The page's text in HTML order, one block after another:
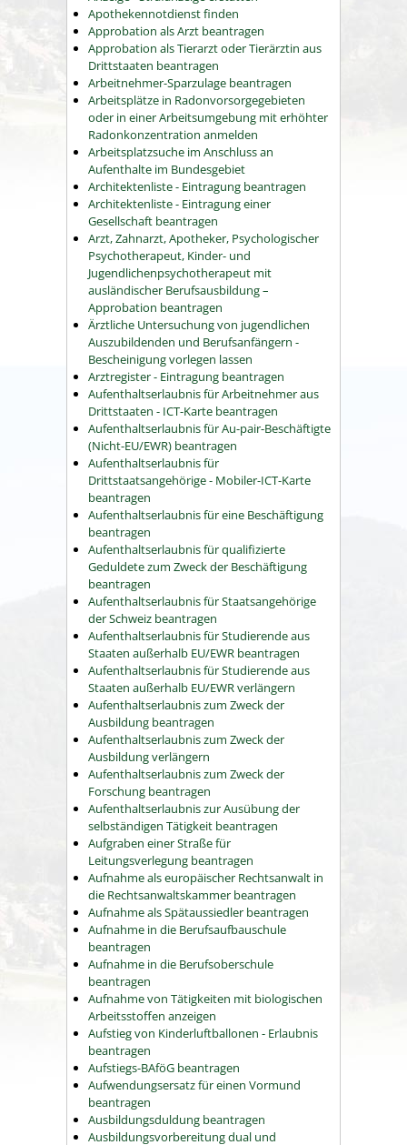
Apothekennotdienst finden
Approbation als Arzt beantragen
Approbation als Tierarzt oder Tierärztin aus
Drittstaaten beantragen
Arbeitnehmer-Sparzulage beantragen
Arbeitsplätze in Radonvorsorgegebieten
oder in einer Arbeitsumgebung mit erhöhter
Radonkonzentration anmelden
Arbeitsplatzsuche im Anschluss an
Aufenthalte im Bundesgebiet
Architektenliste - Eintragung beantragen
Architektenliste - Eintragung einer
Gesellschaft beantragen
Arzt, Zahnarzt, Apotheker, Psychologischer
Psychotherapeut, Kinder- und
Jugendlichenpsychotherapeut mit
ausländischer Berufsausbildung –
Approbation beantragen
Ärztliche Untersuchung von jugendlichen
Auszubildenden und Berufsanfängern -
Bescheinigung vorlegen lassen
Arztregister - Eintragung beantragen
Aufenthaltserlaubnis für Arbeitnehmer aus
Drittstaaten - ICT-Karte beantragen
Aufenthaltserlaubnis für Au-pair-Beschäftigte
(Nicht-EU/EWR) beantragen
Aufenthaltserlaubnis für
Drittstaatsangehörige - Mobiler-ICT-Karte
beantragen
Aufenthaltserlaubnis für eine Beschäftigung
beantragen
Aufenthaltserlaubnis für qualifizierte
Geduldete zum Zweck der Beschäftigung
beantragen
Aufenthaltserlaubnis für Staatsangehörige
der Schweiz beantragen
Aufenthaltserlaubnis für Studierende aus
Staaten außerhalb EU/EWR beantragen
Aufenthaltserlaubnis für Studierende aus
Staaten außerhalb EU/EWR verlängern
Aufenthaltserlaubnis zum Zweck der
Ausbildung beantragen
Aufenthaltserlaubnis zum Zweck der
Ausbildung verlängern
Aufenthaltserlaubnis zum Zweck der
Forschung beantragen
Aufenthaltserlaubnis zur Ausübung der
selbständigen Tätigkeit beantragen
Aufgraben einer Straße für
Leitungsverlegung beantragen
Aufnahme als europäischer Rechtsanwalt in
die Rechtsanwaltskammer beantragen
Aufnahme als Spätaussiedler beantragen
Aufnahme in die Berufsaufbauschule
beantragen
Aufnahme in die Berufsoberschule
beantragen
Aufnahme von Tätigkeiten mit biologischen
Arbeitsstoffen anzeigen
Aufstieg von Kinderluftballonen - Erlaubnis
beantragen
Aufstiegs-BAföG beantragen
Aufwendungsersatz für einen Vormund
beantragen
Ausbildungsduldung beantragen
Ausbildungsvorbereitung dual und